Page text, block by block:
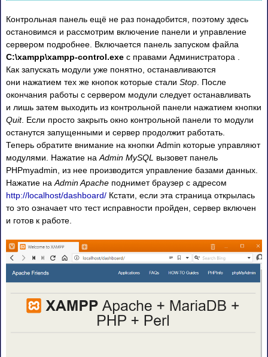
Контрольная панель ещё не раз понадобится, поэтому здесь
остановимся и рассмотрим включение панели и управление
сервером подробнее. Включается панель запуском файла
C:\xampp\xampp-control.exe с правами Администратора .
Как запускать модули уже понятно, останавливаются
они нажатием тех же кнопок которые стали Stop . После
окончания работы с сервером модули следует останавливать
и лишь затем выходить из контрольной панели нажатием кнопки
Quit. Если просто закрыть окно контрольной панели то модули
останутся запущенными и сервер продолжит работать.
Теперь обратите внимание на кнопки Admin которые управляют
модулями. Нажатие на Admin MySQL вызовет панель
PHPmyadmin, из нее производится управление базами данных.
Нажатие на Admin Apache поднимет браузер с адресом
http://localhost/dashboard/ Кстати, если эта страница открылась
то это означает что тест исправности пройден, сервер включен
и готов к работе.